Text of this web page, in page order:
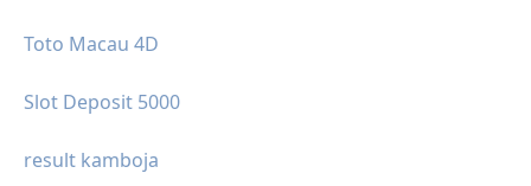
Toto Macau 4D
Slot Deposit 5000
result kamboja